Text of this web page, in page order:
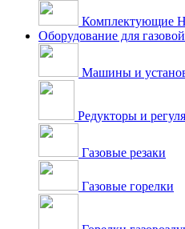
Комплектующие
Оборудование для
Машины и
Редукторы и
Газовые резаки
Газовые горелки